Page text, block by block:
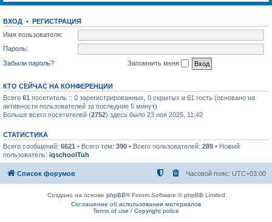
ВХОД • РЕГИСТРАЦИЯ
Имя пользователя:
Пароль:
Забыли пароль?
Запомнить меня
КТО СЕЙЧАС НА КОНФЕРЕНЦИИ
Всего 61 посетитель :: 0 зарегистрированных, 0 скрытых и 61 гость (основано на
активности пользователей за последние 5 минут)
Больше всего посетителей (2752) здесь было 23 ноя 2025, 11:42
СТАТИСТИКА
Всего сообщений: 6621 • Всего тем: 390 • Всего пользователей: 289 • Новый
пользователь: iqschoolTuh
Список форумов Часовой пояс: UTC+03:00
Создано на основе phpBB® Forum Software © phpBB Limited
Соглашение об использовании материалов
Terms of use / Copyright police